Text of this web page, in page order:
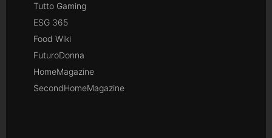
Tutto Gaming
ESG 365
Food Wiki
FuturoDonna
HomeMagazine
SecondHomeMagazine